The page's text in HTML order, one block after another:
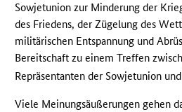
Sowjetunion zur Minderung der
des Friedens, der Zügelung des
militärischen Entspannung und
Bereitschaft zu einem Treffen
Repräsentanten der Sowjetunion
Viele Meinungsäußerungen gehen